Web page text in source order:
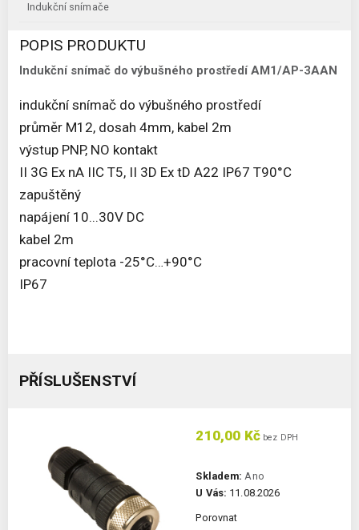
Indukční snímače
POPIS PRODUKTU
Indukční snímač do výbušného prostředí AM1/AP-3AAN
indukční snímač do výbušného prostředí
průměr M12, dosah 4mm, kabel 2m
výstup PNP, NO kontakt
II 3G Ex nA IIC T5, II 3D Ex tD A22 IP67 T90°C
zapuštěný
napájení 10...30V DC
kabel 2m
pracovní teplota -25°C…+90°C
IP67
PŘÍSLUŠENSTVÍ
210,00 Kč bez DPH
Skladem: Ano
U Vás: 11.08.2026
Porovnat